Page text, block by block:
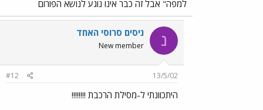
למפה" אבל זה כבר אינו נוגע לנושא הפורום
נ ניסים סרוסי האחד
New member
13/5/02
#12
היתכוונתי ל-מסילת הרכבת !!!!!!!!